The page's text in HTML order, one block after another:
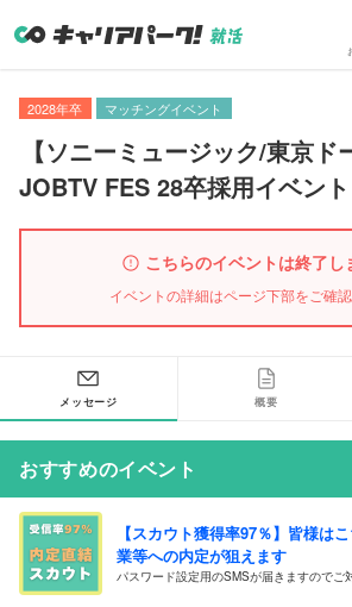
2028年卒 マッチングイベント
【ソニーミュージック/東京ド
JOBTV FES 28卒採用イベント
こちらのイベントは終了し
イベントの詳細はページ下部をご確認
メッセージ 概要
おすすめのイベント
【スカウト獲得率97％】皆様は
業等への内定が狙えます
パスワード設定用のSMSが届きますのでご